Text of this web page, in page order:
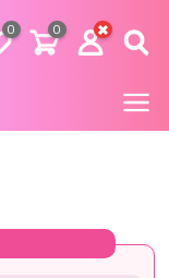
0 0